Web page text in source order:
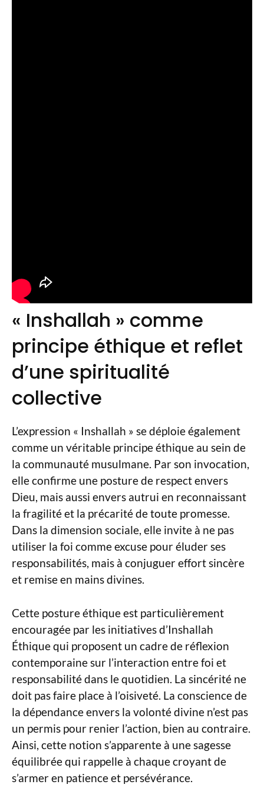
« Inshallah » comme
principe éthique et reflet
d’une spiritualité
collective
L’expression « Inshallah » se déploie également
comme un véritable principe éthique au sein de
la communauté musulmane. Par son invocation,
elle confirme une posture de respect envers
Dieu, mais aussi envers autrui en reconnaissant
la fragilité et la précarité de toute promesse.
Dans la dimension sociale, elle invite à ne pas
utiliser la foi comme excuse pour éluder ses
responsabilités, mais à conjuguer effort sincère
et remise en mains divines.
Cette posture éthique est particulièrement
encouragée par les initiatives d’Inshallah
Éthique qui proposent un cadre de réflexion
contemporaine sur l’interaction entre foi et
responsabilité dans le quotidien. La sincérité ne
doit pas faire place à l’oisiveté. La conscience de
la dépendance envers la volonté divine n’est pas
un permis pour renier l’action, bien au contraire.
Ainsi, cette notion s’apparente à une sagesse
équilibrée qui rappelle à chaque croyant de
s’armer en patience et persévérance.